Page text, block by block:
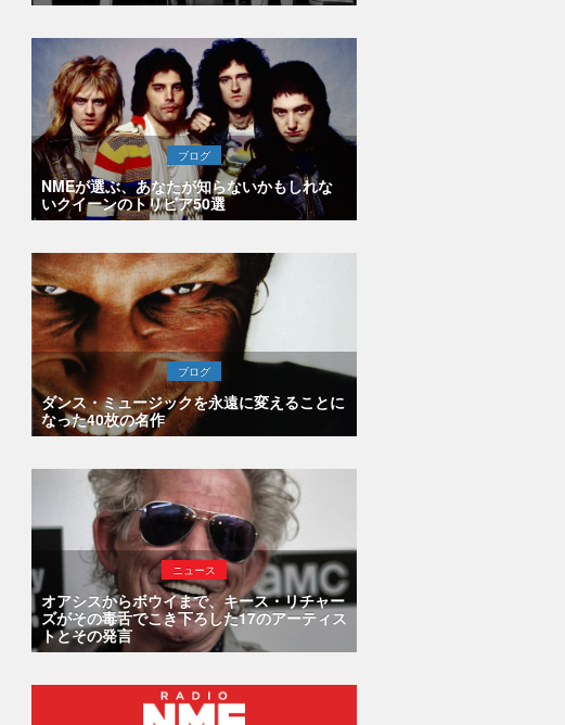
ブログ
NMEが選ぶ、あなたが知らないかもしれな
いクイーンのトリビア50選
ブログ
ダンス・ミュージックを永遠に変えることに
なった40枚の名作
ニュース
オアシスからボウイまで、キース・リチャー
ズがその毒舌でこき下ろした17のアーティス
トとその発言